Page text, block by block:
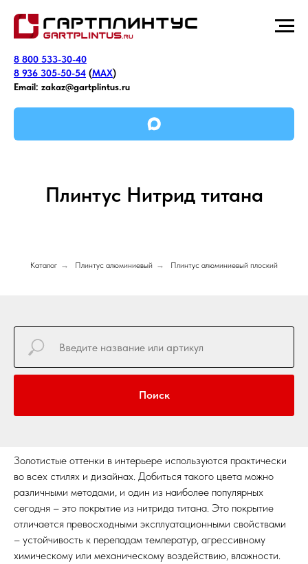
8 800 533-30-40
8 936 305-50-54 (MAX)
Email: zakaz@gartplintus.ru
Плинтус Нитрид титана
Каталог → Плинтус алюминиевый → Плинтус алюминиевый плоский
Поиск
Золотистые оттенки в интерьере используются практически
во всех стилях и дизайнах. Добиться такого цвета можно
различными методами, и один из наиболее популярных
сегодня – это покрытие из нитрида титана. Это покрытие
отличается превосходными эксплуатационными свойствами
– устойчивость к перепадам температур, агрессивному
химическому или механическому воздействию, влажности.